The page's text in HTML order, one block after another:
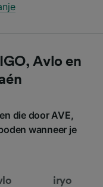
Avlo en
die door AVE,
wanneer je
iryo